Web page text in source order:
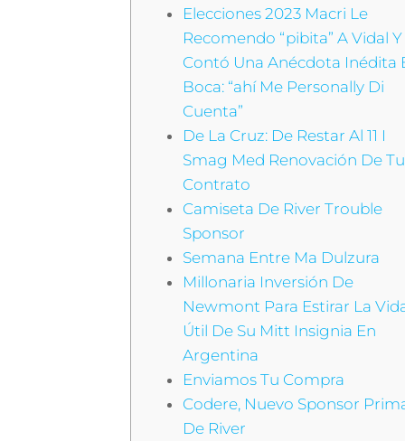
Elecciones 2023 Macri Le
Recomendo “pibita” A Vidal Y
Contó Una Anécdota Inédita
Boca: “ahí Me Personally Di
Cuenta”
De La Cruz: De Restar Al 11 I
Smag Med Renovación De Tu
Contrato
Camiseta De River Trouble
Sponsor
Semana Entre Ma Dulzura
Millonaria Inversión De
Newmont Para Estirar La
Útil De Su Mitt Insignia En
Argentina
Enviamos Tu Compra
Codere, Nuevo Sponsor
De River